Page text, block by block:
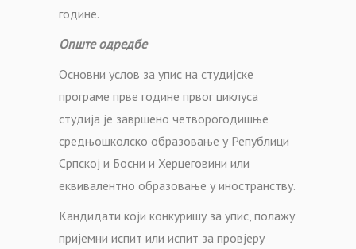
године.
Опште одредбе
Основни услов за упис на студијске
програме прве године првог циклуса
студија је завршено четворогодишње
средњошколско образовање у Републици
Српској и Босни и Херцеговини или
еквивалентно образовање у иностранству.
Кандидати који конкуришу за упис, полажу
пријемни испит или испит за провјеру